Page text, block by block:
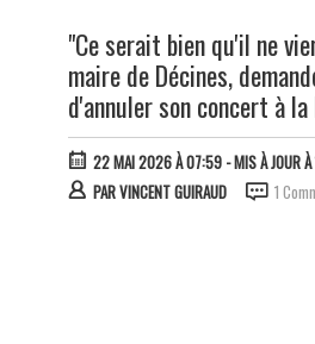
"Ce serait bien qu'il ne
maire de Décines,
d'annuler son concert à la
22 MAI 2026 À 07:59- MIS À JOUR À
PARVINCENT GUIRAUD 1